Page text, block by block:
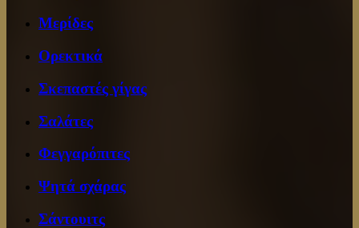
Μερίδες
Ορεκτικά
Σκεπαστές γίγας
Σαλάτες
Φεγγαρόπιτες
Ψητά σχάρας
Σάντουιτς